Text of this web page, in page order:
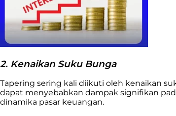
2. Kenaikan Suku Bunga
Tapering sering kali diikuti oleh kenaikan
dapat menyebabkan dampak signifikan
dinamika pasar keuangan.